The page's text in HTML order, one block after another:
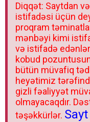
Diqqət: Saytdan
istifadəsi üçün
proqram
mənbəyi kimi
və istifadə
kobud
bütün müvafiq
heyətimiz
gizli fəaliyyət
olmayacaqdır.
təşəkkürlər.